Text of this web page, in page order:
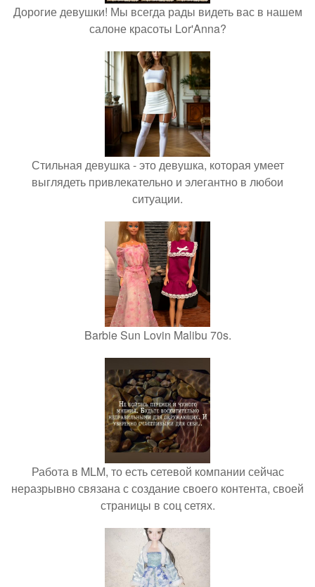
Дорогие девушки! Мы всегда рады видеть вас в нашем
салоне красоты Lor'Anna?
Стильная девушка - это девушка, которая умеет
выглядеть привлекательно и элегантно в любои
ситуации.
Barbie Sun Lovin Malibu 70s.
Работа в MLM, то есть сетевой компании сейчас
неразрывно связана с создание своего контента, своей
страницы в соц сетях.